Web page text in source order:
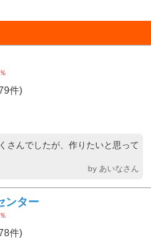
件)
さんでしたが、作りたいと思って
by あいなさん
ンター
件)